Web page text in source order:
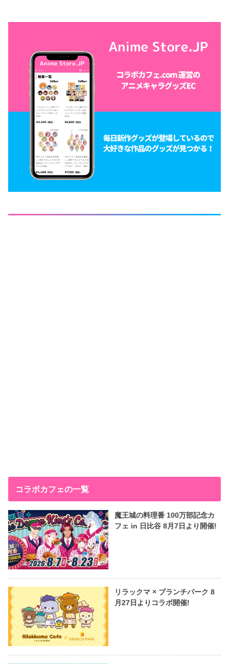
コラボカフェの一覧
魔王城の料理番 100万部記念カ
フェ in 日比谷 8月7日より開催!
リラックマ × ブランチパーク 8
月27日よりコラボ開催!